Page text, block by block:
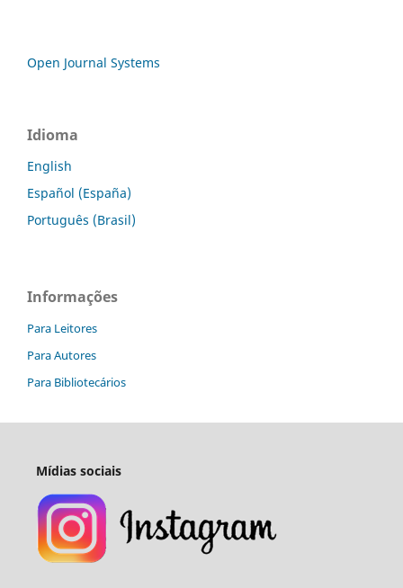
Open Journal Systems
Idioma
English
Español (España)
Português (Brasil)
Informações
Para Leitores
Para Autores
Para Bibliotecários
Mídias sociais